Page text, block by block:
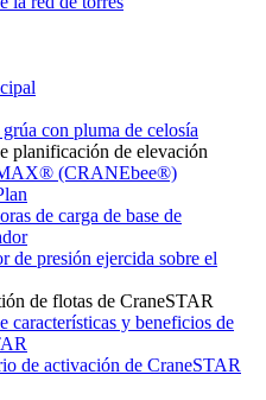
con pluma de celosía
planificación de elevación
(CRANEbee®)
de carga de base de
de presión ejercida sobre el
de flotas de CraneSTAR
características y beneficios de
de activación de CraneSTAR